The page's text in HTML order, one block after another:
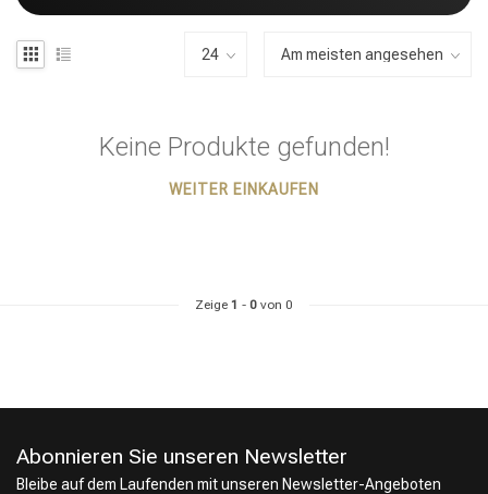
Keine Produkte gefunden!
WEITER EINKAUFEN
Zeige 1 - 0 von 0
Abonnieren Sie unseren Newsletter
Bleibe auf dem Laufenden mit unseren Newsletter-Angeboten